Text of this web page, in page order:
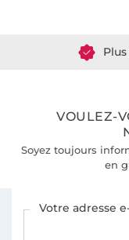
VOULEZ-
Soyez toujours
en
Votre adresse